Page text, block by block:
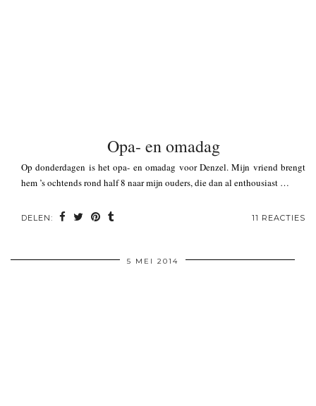
Opa- en omadag
Op donderdagen is het opa- en omadag voor Denzel. Mijn vriend brengt
hem ’s ochtends rond half 8 naar mijn ouders, die dan al enthousiast …
DELEN: 11 REACTIES
5 MEI 2014